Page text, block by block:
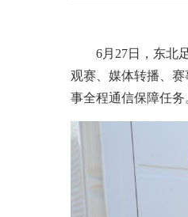
6月27日，东北
观赛、媒体转播、
事全程通信保障任务